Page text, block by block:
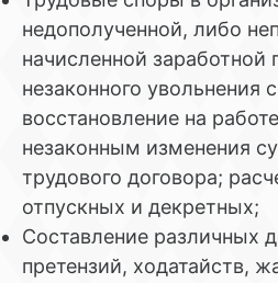
недополученной, либо
начисленной заработной
незаконного увольнения
восстановление на
незаконным изменения
трудового договора;
отпускных и декретных;
Составление различных
претензий, ходатайств,